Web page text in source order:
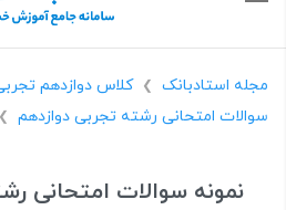
مجله استادبانک ❯ کلاس دوازدهم
سوالات امتحانی رشته تجربی دوازدهم
❯
نمونه سوالات امتحانی